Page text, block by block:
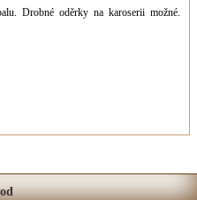
Drobné oděrky na karoserii možné.